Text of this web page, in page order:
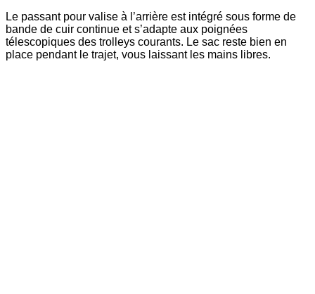
Le passant pour valise à l’arrière est intégré sous forme de
bande de cuir continue et s’adapte aux poignées
télescopiques des trolleys courants. Le sac reste bien en
place pendant le trajet, vous laissant les mains libres.